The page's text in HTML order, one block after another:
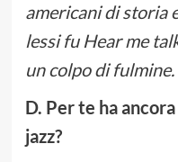
americani di storia
lessi fu Hear me
un colpo di fulmine.
D. Per te ha
jazz?